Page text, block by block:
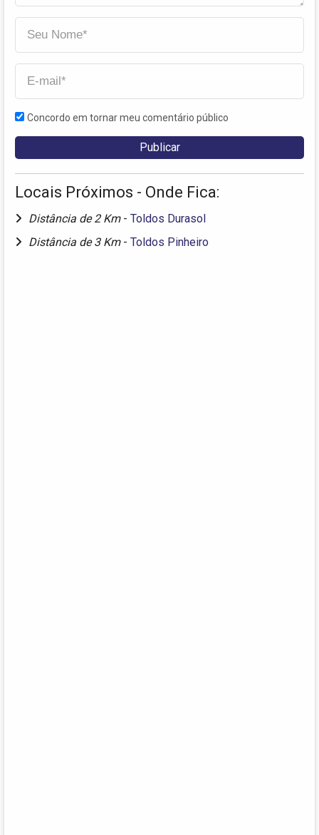
Concordo em tornar meu comentário público
Locais Próximos - Onde Fica:
Distância de 2 Km - Toldos Durasol
Distância de 3 Km - Toldos Pinheiro